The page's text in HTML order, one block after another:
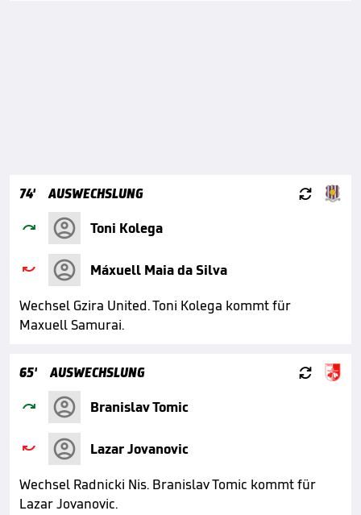
74' AUSWECHSLUNG 
 Toni Kolega

Máxuell Maia da Silva
Wechsel Gzira United. Toni Kolega kommt für
Maxuell Samurai.
65' AUSWECHSLUNG 
 Branislav Tomic

Lazar Jovanovic
Wechsel Radnicki Nis. Branislav Tomic kommt für
Lazar Jovanovic.